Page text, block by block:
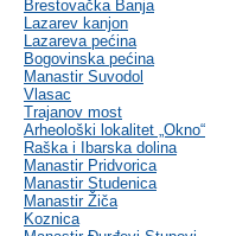
Brestovačka Banja
Lazarev kanjon
Lazareva pećina
Bogovinska pećina
Manastir Suvodol
Vlasac
Trajanov most
Arheološki lokalitet „Okno“
Raška i Ibarska dolina
Manastir Pridvorica
Manastir Studenica
Manastir Žiča
Koznica